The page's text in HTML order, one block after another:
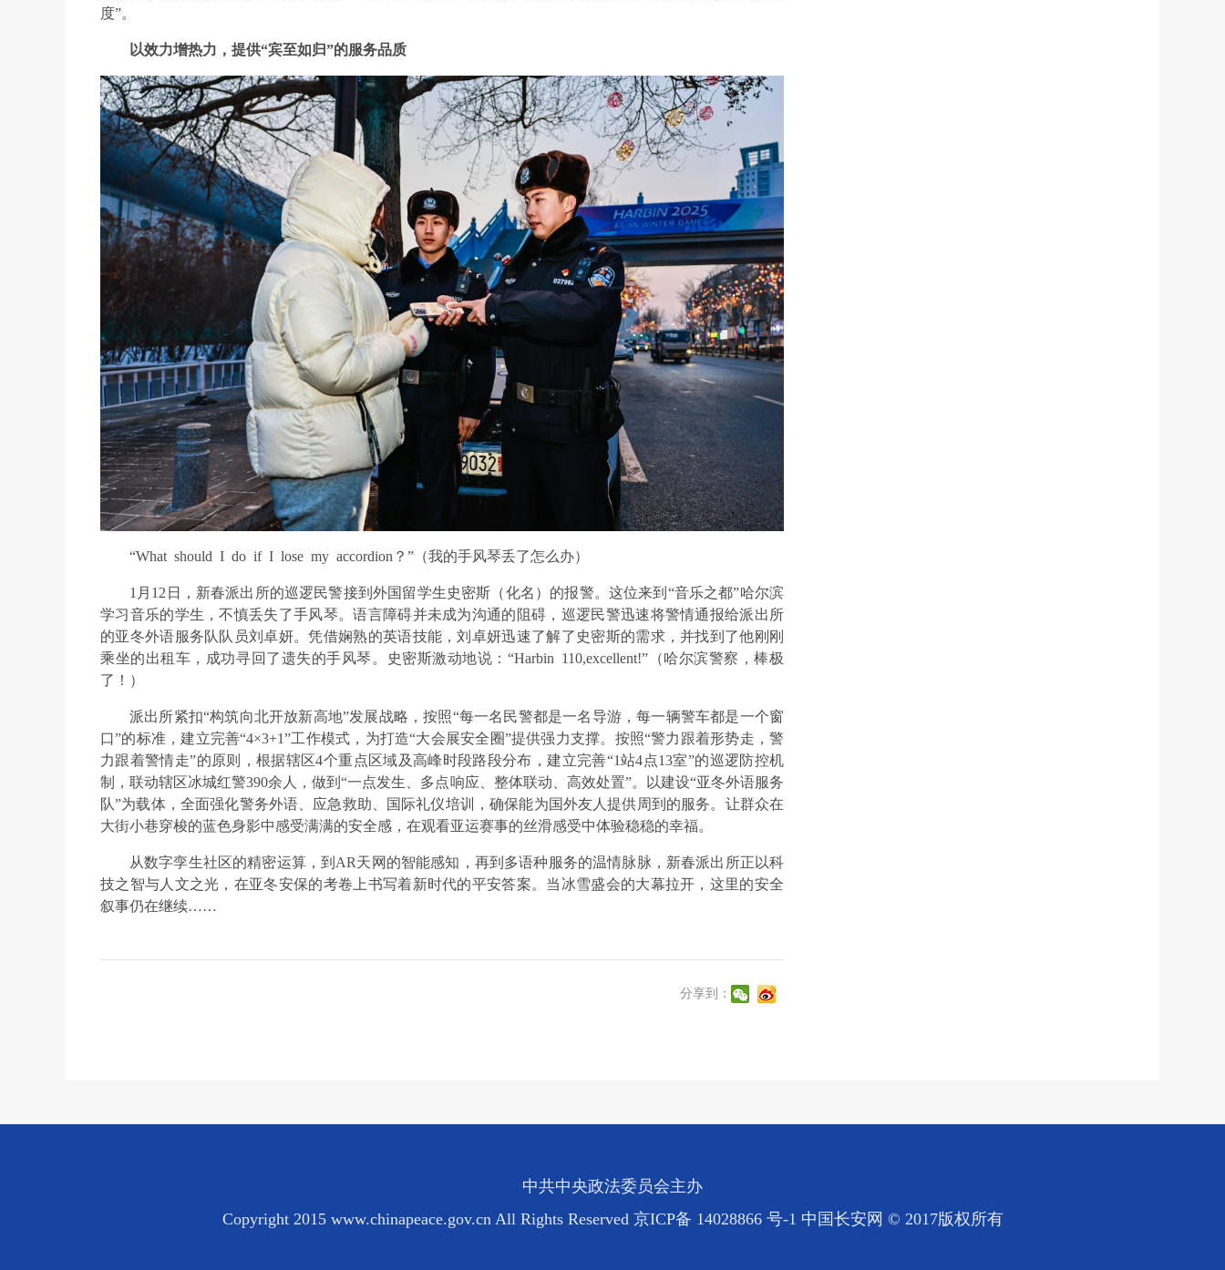
度”。
以效力增热力，提供“宾至如归”的服务品质
“What should I do if I lose my accordion？”（我的手风琴丢了怎么办）
1月12日，新春派出所的巡逻民警接到外国留学生史密斯（化名）的报警。这位来到“音乐之都”哈尔滨
学习音乐的学生，不慎丢失了手风琴。语言障碍并未成为沟通的阻碍，巡逻民警迅速将警情通报给派出所
的亚冬外语服务队队员刘卓妍。凭借娴熟的英语技能，刘卓妍迅速了解了史密斯的需求，并找到了他刚刚
乘坐的出租车，成功寻回了遗失的手风琴。史密斯激动地说：“Harbin 110,excellent!”（哈尔滨警察，棒极
了！）
派出所紧扣“构筑向北开放新高地”发展战略，按照“每一名民警都是一名导游，每一辆警车都是一个窗
口”的标准，建立完善“4×3+1”工作模式，为打造“大会展安全圈”提供强力支撑。按照“警力跟着形势走，警
力跟着警情走”的原则，根据辖区4个重点区域及高峰时段路段分布，建立完善“1站4点13室”的巡逻防控机
制，联动辖区冰城红警390余人，做到“一点发生、多点响应、整体联动、高效处置”。以建设“亚冬外语服务
队”为载体，全面强化警务外语、应急救助、国际礼仪培训，确保能为国外友人提供周到的服务。让群众在
大街小巷穿梭的蓝色身影中感受满满的安全感，在观看亚运赛事的丝滑感受中体验稳稳的幸福。
从数字孪生社区的精密运算，到AR天网的智能感知，再到多语种服务的温情脉脉，新春派出所正以科
技之智与人文之光，在亚冬安保的考卷上书写着新时代的平安答案。当冰雪盛会的大幕拉开，这里的安全
叙事仍在继续……
分享到：
中共中央政法委员会主办
Copyright 2015 www.chinapeace.gov.cn All Rights Reserved 京ICP备 14028866 号-1 中国长安网 © 2017版权所有